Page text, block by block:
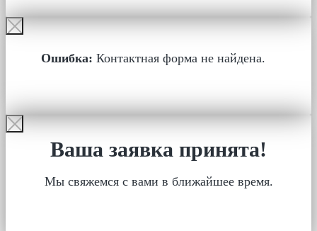
Ошибка: Контактная форма не найдена.
Ваша заявка принята!
Мы свяжемся с вами в ближайшее время.